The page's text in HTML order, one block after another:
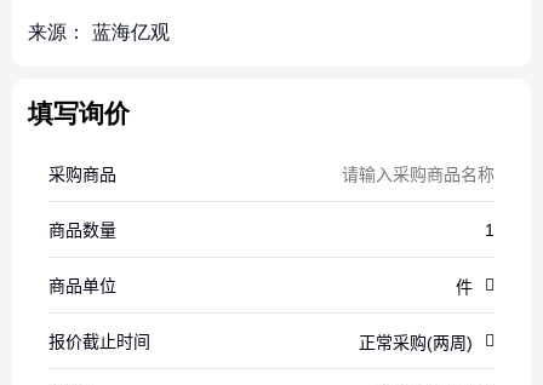
来源： 蓝海亿观
填写询价